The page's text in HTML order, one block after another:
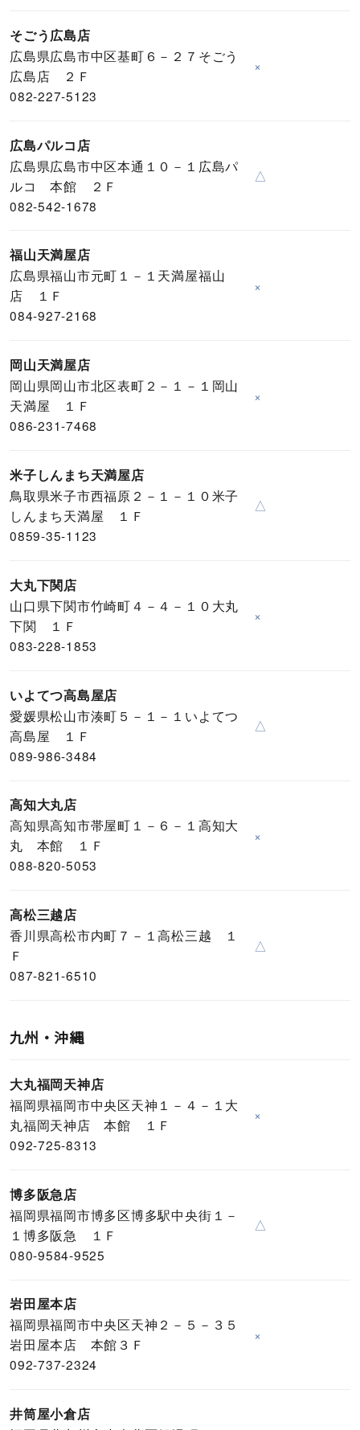
そごう広島店
広島県広島市中区基町６－２７そごう
広島店 ２Ｆ
082-227-5123
×
広島パルコ店
広島県広島市中区本通１０－１広島パ
ルコ 本館 ２Ｆ
082-542-1678
△
福山天満屋店
広島県福山市元町１－１天満屋福山
店 １Ｆ
084-927-2168
×
岡山天満屋店
岡山県岡山市北区表町２－１－１岡山
天満屋 １Ｆ
086-231-7468
×
米子しんまち天満屋店
鳥取県米子市西福原２－１－１０米子
しんまち天満屋 １Ｆ
0859-35-1123
△
大丸下関店
山口県下関市竹崎町４－４－１０大丸
下関 １Ｆ
083-228-1853
×
いよてつ高島屋店
愛媛県松山市湊町５－１－１いよてつ
高島屋 １Ｆ
089-986-3484
△
高知大丸店
高知県高知市帯屋町１－６－１高知大
丸 本館 １Ｆ
088-820-5053
×
高松三越店
香川県高松市内町７－１高松三越 １
Ｆ
087-821-6510
△
九州・沖縄
大丸福岡天神店
福岡県福岡市中央区天神１－４－１大
丸福岡天神店 本館 １Ｆ
092-725-8313
×
博多阪急店
福岡県福岡市博多区博多駅中央街１－
１博多阪急 １Ｆ
080-9584-9525
△
岩田屋本店
福岡県福岡市中央区天神２－５－３５
岩田屋本店 本館３Ｆ
092-737-2324
×
井筒屋小倉店